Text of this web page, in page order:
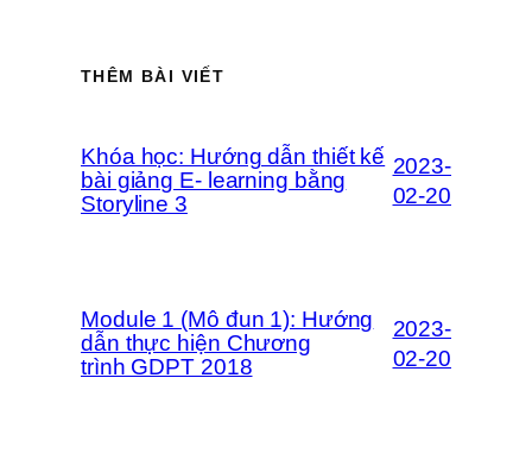
THÊM BÀI VIẾT
Khóa học: Hướng dẫn thiết kế
bài giảng E- learning bằng
Storyline 3
2023-
02-20
Module 1 (Mô đun 1): Hướng
dẫn thực hiện Chương
trình GDPT 2018
2023-
02-20